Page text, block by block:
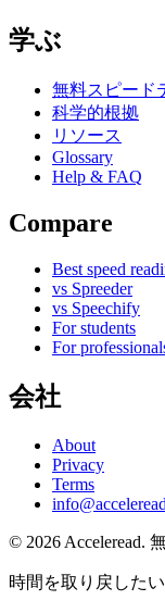
学ぶ
無料スピード
科学的根拠
リソース
Glossary
Help & FAQ
Compare
Best speed
vs Spreeder
vs Speechify
For students
For
会社
About
Privacy
Terms
© 2026 Acceleread.
時間を取り戻した